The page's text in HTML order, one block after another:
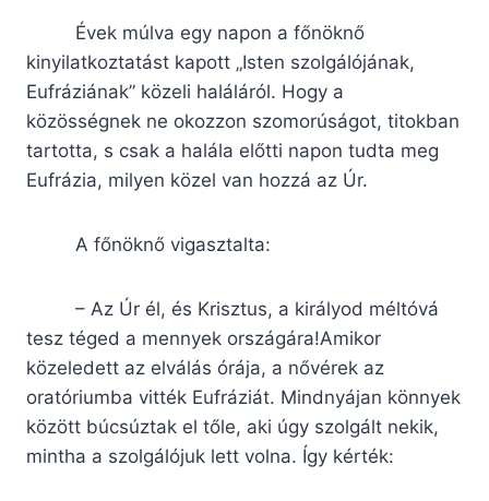
Évek múlva egy napon a főnöknő
kinyilatkoztatást kapott „Isten szolgálójának,
Eufráziának” közeli haláláról. Hogy a
közösségnek ne okozzon szomorúságot, titokban
tartotta, s csak a halála előtti napon tudta meg
Eufrázia, milyen közel van hozzá az Úr.
A főnöknő vigasztalta:
– Az Úr él, és Krisztus, a királyod méltóvá
tesz téged a mennyek országára!Amikor
közeledett az elválás órája, a nővérek az
oratóriumba vitték Eufráziát. Mindnyájan könnyek
között búcsúztak el tőle, aki úgy szolgált nekik,
mintha a szolgálójuk lett volna. Így kérték: